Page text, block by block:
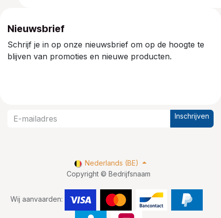
Nieuwsbrief
Schrijf je in op onze nieuwsbrief om op de hoogte te
blijven van promoties en nieuwe producten.
Inschrijven
Copyright © Bedrijfsnaam
Wij aanvaarden:
Nederlands (BE)